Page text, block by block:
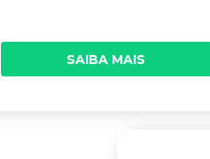
SAIBA MAIS